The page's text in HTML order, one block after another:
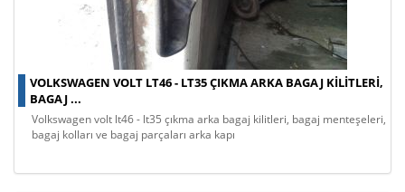
VOLKSWAGEN VOLT LT46 - LT35 ÇIKMA ARKA BAGAJ KILITLERI,
BAGAJ ...
volkswagen volt lt46 - lt35 çıkma arka bagaj kilitleri, bagaj menteşeleri,
bagaj kolları ve bagaj parçaları arka kapı